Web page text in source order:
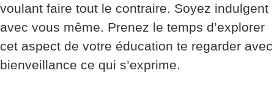
voulant faire tout le contraire. Soyez indulgent
avec vous même. Prenez le temps d’explorer
cet aspect de votre éducation te regarder avec
bienveillance ce qui s’exprime.